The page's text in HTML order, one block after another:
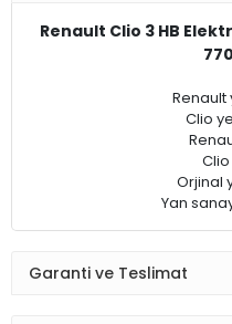
Renault Clio 3 HB
Clio
Orjinal
Yan
Garanti ve Teslimat